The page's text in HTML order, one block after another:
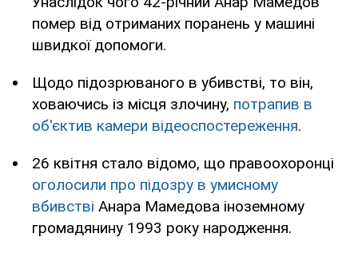
помер від отриманих поранень у машині
швидкої допомоги.
Щодо підозрюваного в убивстві, то він,
ховаючись із місця злочину, потрапив в
об'єктив камери відеоспостереження.
26 квітня стало відомо, що правоохоронці
оголосили про підозру в умисному
вбивстві Анара Мамедова іноземному
громадянину 1993 року народження.